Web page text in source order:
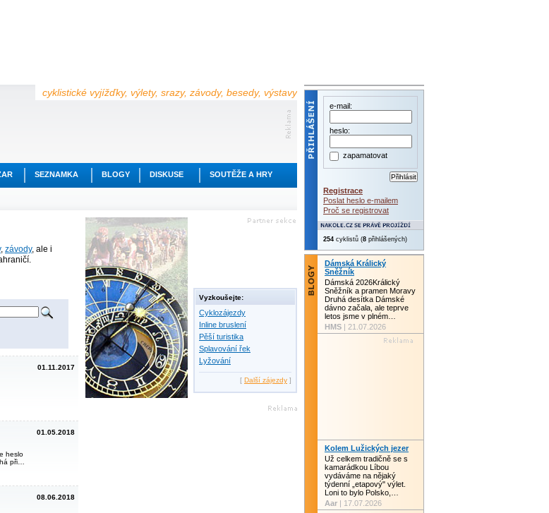
cyklistické vyjížďky, výlety, srazy, závody, besedy, výstavy
SEZNAMKA BLOGY DISKUSE SOUTĚŽE A HRY
, závody, ale i
01.11.2017
heslo
při…
01.05.2018
08.06.2018
Vyzkoušejte:
Cyklozájezdy
Inline bruslení
Pěší turistika
Splavování řek
Lyžování
[ Další zájezdy ]
e-mail:
heslo:
zapamatovat
Registrace
Poslat heslo e-mailem
Proč se registrovat
254 cyklistů (8 přihlášených)
Dámská Králický
Sněžník
Dámská 2026Králický
Sněžník a pramen Moravy
Druhá desítka Dámské
dávno začala, ale teprve
letos jsme v plném…
HMS | 21.07.2026
Kolem Lužických jezer
Už celkem tradičně se s
kamarádkou Líbou
vydáváme na nějaký
týdenní „etapový" výlet.
Loni to bylo Polsko,…
Aar | 17.07.2026